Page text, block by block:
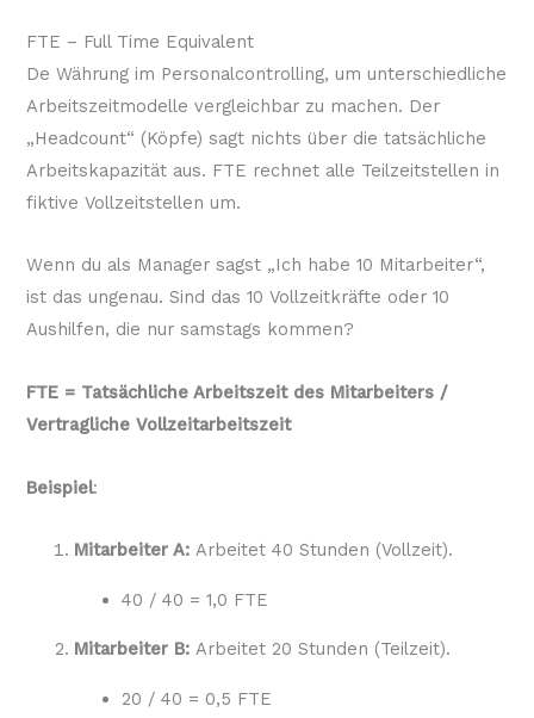
FTE – Full Time Equivalent
De Währung im Personalcontrolling, um unterschiedliche
Arbeitszeitmodelle vergleichbar zu machen. Der
„Headcount“ (Köpfe) sagt nichts über die tatsächliche
Arbeitskapazität aus. FTE rechnet alle Teilzeitstellen in
fiktive Vollzeitstellen um.
Wenn du als Manager sagst „Ich habe 10 Mitarbeiter“,
ist das ungenau. Sind das 10 Vollzeitkräfte oder 10
Aushilfen, die nur samstags kommen?
FTE = Tatsächliche Arbeitszeit des Mitarbeiters /
Vertragliche Vollzeitarbeitszeit
Beispiel:
Mitarbeiter A:Arbeitet 40 Stunden (Vollzeit).
40 / 40 = 1,0 FTE
Mitarbeiter B:Arbeitet 20 Stunden (Teilzeit).
20 / 40 = 0,5 FTE